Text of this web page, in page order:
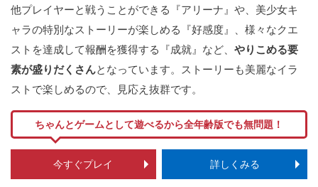
他プレイヤーと戦うことができる『アリーナ』や、美少女キ
ャラの特別なストーリーが楽しめる『好感度』、様々なクエ
ストを達成して報酬を獲得する『成就』など、 やりこめる要
素が盛りだくさんとなっています。ストーリーも美麗なイラ
ストで楽しめるので、見応え抜群です。
ちゃんとゲームとして遊べるから全年齢版でも無問題！
今すぐプレイ 詳しくみる